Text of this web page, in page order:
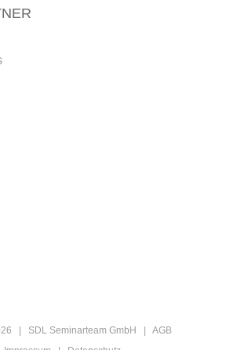
| SDL Seminarteam GmbH | AGB